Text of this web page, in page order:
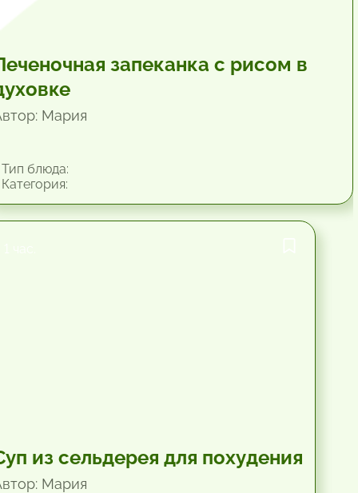
запеканка с рисом в
Мария
блюда:
из сельдерея для похудения
Мария